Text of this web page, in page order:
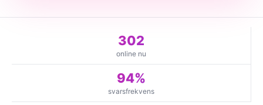
302
online nu
94%
svarsfrekvens